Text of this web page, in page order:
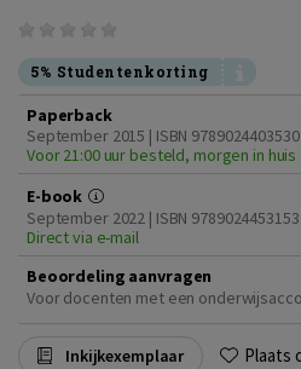
5% Studentenkorting
Paperback
September 2015 | ISBN
Voor 21:00 uur besteld, morgen in huis
E-book
September 2022 | ISBN 9789024453153
Direct via e-mail
Beoordeling aanvragen
Voor docenten met een
Inkijkexemplaar Plaats